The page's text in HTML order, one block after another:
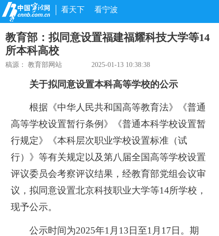
看天下 看宁波
教育部：拟同意设置福建福耀科技大学等14
所本科高校
稿源：教育部网站 2025-01-13 10:38:38
关于拟同意设置本科高等学校的公示
根据《中华人民共和国高等教育法》《普通
高等学校设置暂行条例》《普通本科学校设置暂
行规定》《本科层次职业学校设置标准（试
行）》等有关规定以及第八届全国高等学校设置
评议委员会考察评议结果，经教育部党组会议审
议，拟同意设置北京科技职业大学等14所学校，
现予公示。
公示时间为2025年1月13日至1月17日。期